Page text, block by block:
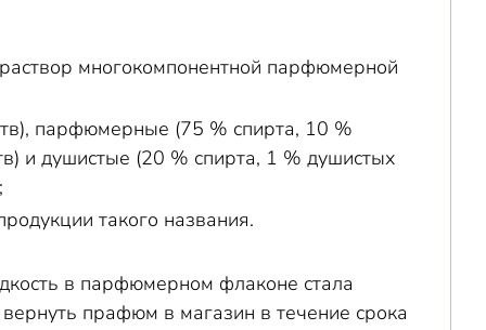
многокомпонентной парфюмерной
парфюмерные (75 % спирта, 10 %
и душистые (20 % спирта, 1 % душистых
такого названия.
в парфюмерном флаконе стала
прафюм в магазин в течение срока